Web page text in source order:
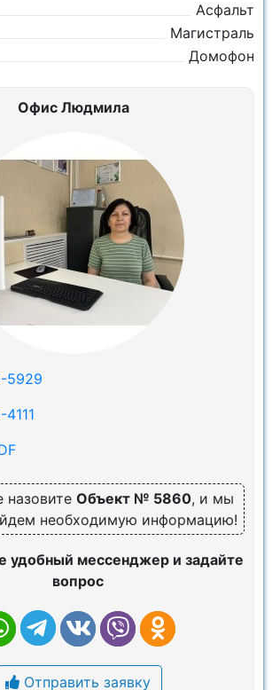
Асфальт
Магистраль
Домофон
Офис Людмила
5929
назовите Объект № 5860, и мы
необходимую информацию!
удобный мессенджер и задайте
вопрос
Отправить заявку